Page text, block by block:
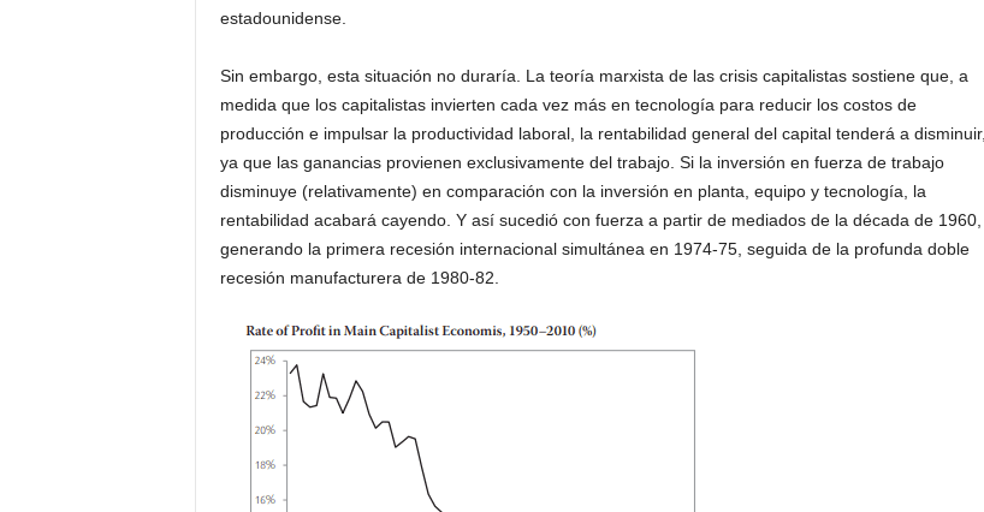
estadounidense.
Sin embargo, esta situación no duraría. La teoría marxista de las crisis capitalistas sostiene que, a
medida que los capitalistas invierten cada vez más en tecnología para reducir los costos de
producción e impulsar la productividad laboral, la rentabilidad general del capital tenderá a disminuir,
ya que las ganancias provienen exclusivamente del trabajo. Si la inversión en fuerza de trabajo
disminuye (relativamente) en comparación con la inversión en planta, equipo y tecnología, la
rentabilidad acabará cayendo. Y así sucedió con fuerza a partir de mediados de la década de 1960,
generando la primera recesión internacional simultánea en 1974-75, seguida de la profunda doble
recesión manufacturera de 1980-82.